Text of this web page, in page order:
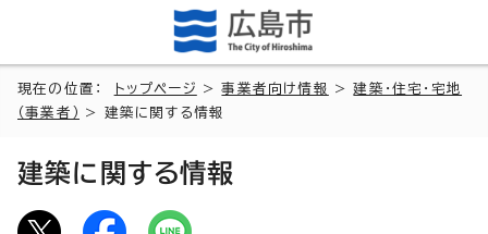
現在の位置： トップページ >事業者向け情報 >建築・住宅・宅地
（事業者）
> 建築に関する情報
建築に関する情報